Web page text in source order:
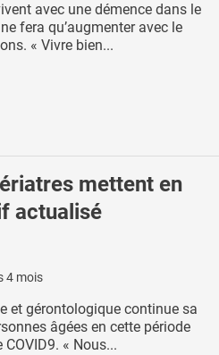
avec une démence dans le
fera qu’augmenter avec le
« Vivre bien...
mettent en
actualisé
4 mois
et gérontologique continue sa
âgées en cette période
« Nous...